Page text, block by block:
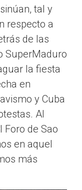
tal y
respecto a
de las
SuperMaduro
la fiesta
en
y Cuba
Al
Foro de Sao
en aquel
más